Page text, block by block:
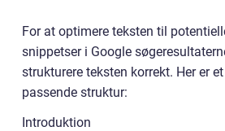
For at optimere teksten til
snippetser i Google
strukturere teksten korrekt. Her er
passende struktur:
Introduktion